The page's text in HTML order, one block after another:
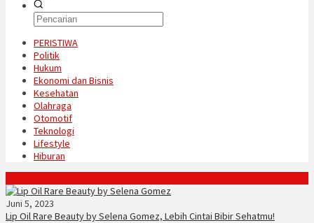
PERISTIWA
Politik
Hukum
Ekonomi dan Bisnis
Kesehatan
Olahraga
Otomotif
Teknologi
Lifestyle
Hiburan
Juni 5, 2023
Lip Oil Rare Beauty by Selena Gomez, Lebih Cintai Bibir Sehatmu!